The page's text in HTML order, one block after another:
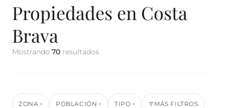
Propiedades en Costa
Brava
Mostrando 70 resultados
ZONA ▾ POBLACIÓN ▾ TIPO ▾ MÁS FILTROS